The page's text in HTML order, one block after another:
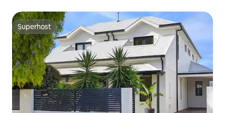
Superhost
Superhost